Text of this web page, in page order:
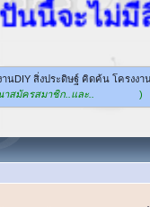
ม่มีสิ่งที่เพื่
DIY สิ่งประดิษฐ์ คิดค้น โครงงา
สมัครสมาชิก..และ.. )